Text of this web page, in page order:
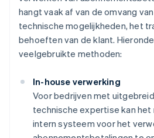
hangt vaak af van de omvang
technische mogelijkheden, het
behoeften van de klant.
veelgebruikte methoden:
In-house verwerking
Voor bedrijven met
technische expertise kan het
intern systeem voor het